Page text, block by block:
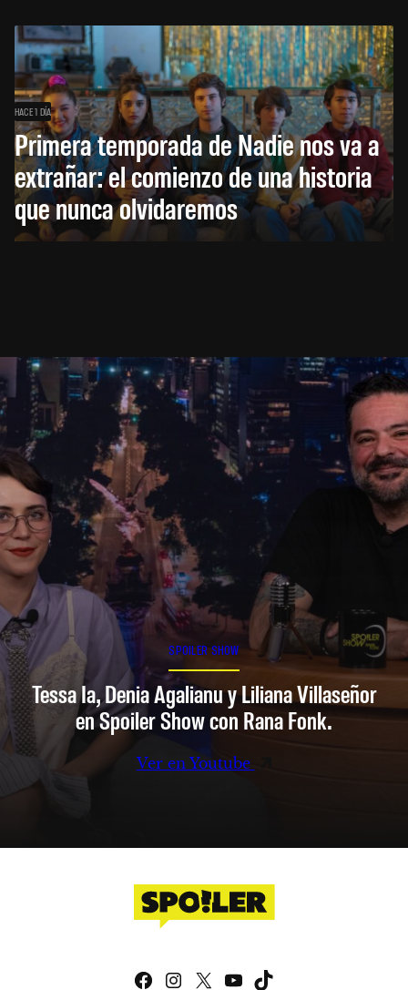
HACE 1 DÍA
Primera temporada de Nadie nos va a
extrañar: el comienzo de una historia
que nunca olvidaremos
SPOILER SHOW
Tessa Ia, Denia Agalianu y Liliana Villaseñor
en Spoiler Show con Rana Fonk.
Ver en Youtube
Facebook
Instagram
X YouTube